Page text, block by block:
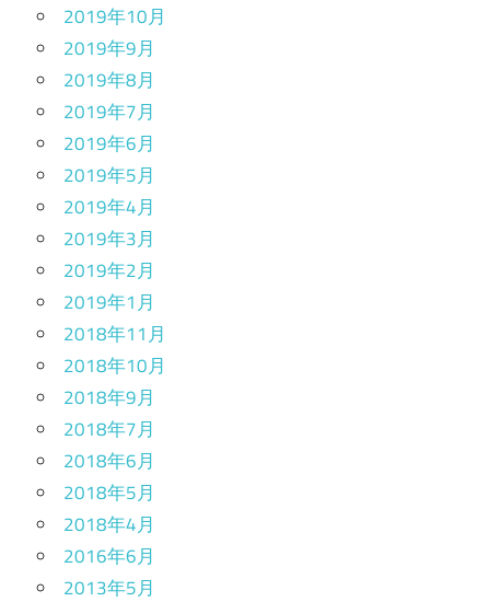
2019年10月
2019年9月
2019年8月
2019年7月
2019年6月
2019年5月
2019年4月
2019年3月
2019年2月
2019年1月
2018年11月
2018年10月
2018年9月
2018年7月
2018年6月
2018年5月
2018年4月
2016年6月
2013年5月